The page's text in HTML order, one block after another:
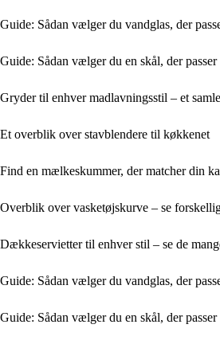
Guide: Sådan vælger du vandglas, der
Guide: Sådan vælger du en skål, der
Gryder til enhver madlavningsstil – et
Et overblik over stavblendere til køkkenet
Find en mælkeskummer, der matcher din
Overblik over vasketøjskurve – se
Dækkeservietter til enhver stil – se de
Guide: Sådan vælger du vandglas, der
Guide: Sådan vælger du en skål, der